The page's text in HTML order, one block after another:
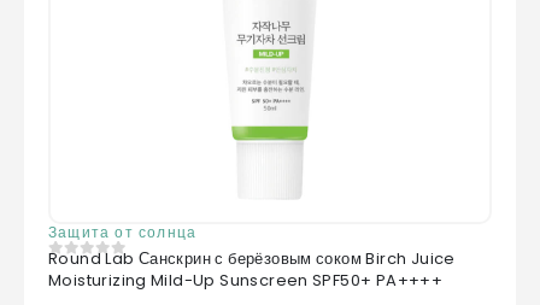
Защита от солнца
0из 5
Round Lab Санскрин с берёзовым соком Birch Juice
Moisturizing Mild-Up Sunscreen SPF50+ PA++++